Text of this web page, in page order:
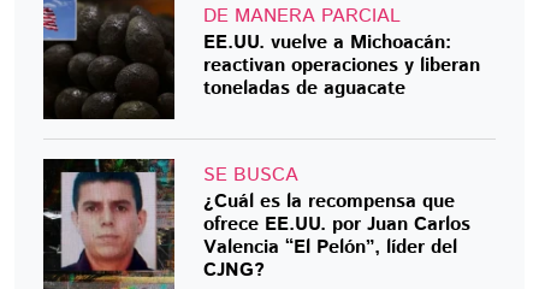
DE MANERA PARCIAL
EE.UU. vuelve a Michoacán:
reactivan operaciones y liberan
toneladas de aguacate
SE BUSCA
¿Cuál es la recompensa que
ofrece EE.UU. por Juan Carlos
Valencia “El Pelón”, líder del
CJNG?